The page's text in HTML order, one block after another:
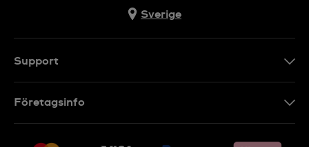
Sverige
Support
Företagsinfo